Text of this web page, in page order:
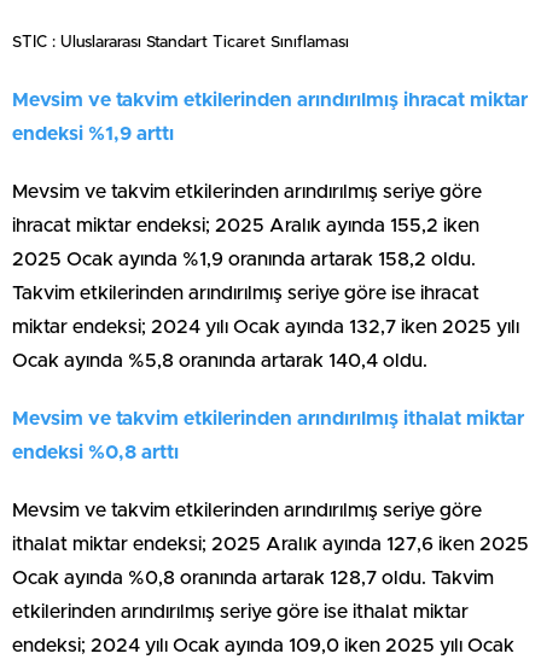
STIC : Uluslararası Standart Ticaret Sınıflaması
Mevsim ve takvim etkilerinden arındırılmış ihracat miktar
endeksi %1,9 arttı
Mevsim ve takvim etkilerinden arındırılmış seriye göre
ihracat miktar endeksi; 2025 Aralık ayında 155,2 iken
2025 Ocak ayında %1,9 oranında artarak 158,2 oldu.
Takvim etkilerinden arındırılmış seriye göre ise ihracat
miktar endeksi; 2024 yılı Ocak ayında 132,7 iken 2025 yılı
Ocak ayında %5,8 oranında artarak 140,4 oldu.
Mevsim ve takvim etkilerinden arındırılmış ithalat miktar
endeksi %0,8 arttı
Mevsim ve takvim etkilerinden arındırılmış seriye göre
ithalat miktar endeksi; 2025 Aralık ayında 127,6 iken 2025
Ocak ayında %0,8 oranında artarak 128,7 oldu. Takvim
etkilerinden arındırılmış seriye göre ise ithalat miktar
endeksi; 2024 yılı Ocak ayında 109,0 iken 2025 yılı Ocak